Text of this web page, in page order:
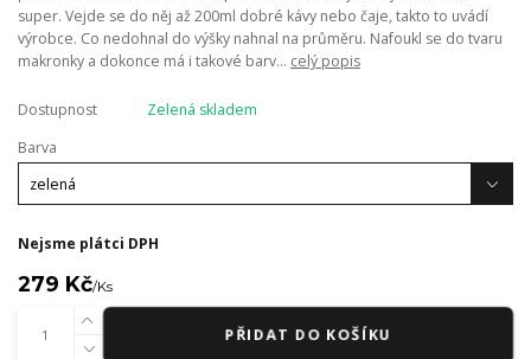
super. Vejde se do něj až 200ml dobré kávy nebo čaje, takto to uvádí
výrobce. Co nedohnal do výšky nahnal na průměru. Nafoukl se do tvaru
makronky a dokonce má i takové barv... celý popis
Dostupnost
Zelená skladem
Barva
Nejsme plátci DPH
279 Kč/Ks
PŘIDAT DO KOŠÍKU